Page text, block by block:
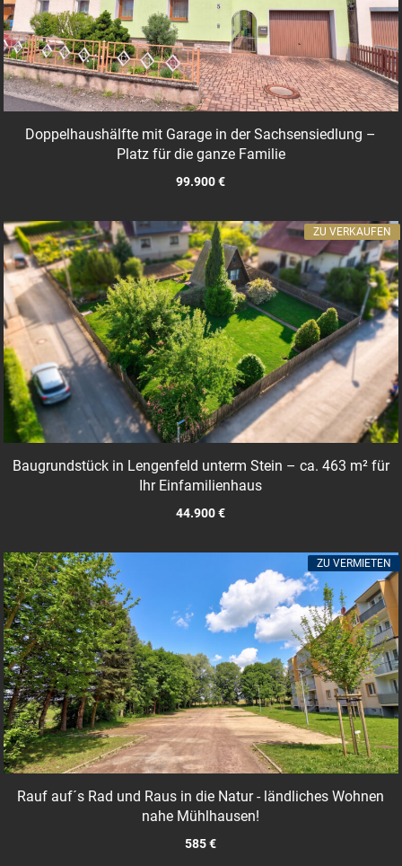
Doppelhaushälfte mit Garage in der Sachsensiedlung –
Platz für die ganze Familie
99.900 €
Baugrundstück in Lengenfeld unterm Stein – ca. 463 m² für
Ihr Einfamilienhaus
44.900 €
ZU VERKAUFEN
Rauf auf´s Rad und Raus in die Natur - ländliches Wohnen
nahe Mühlhausen!
585 €
ZU VERMIETEN